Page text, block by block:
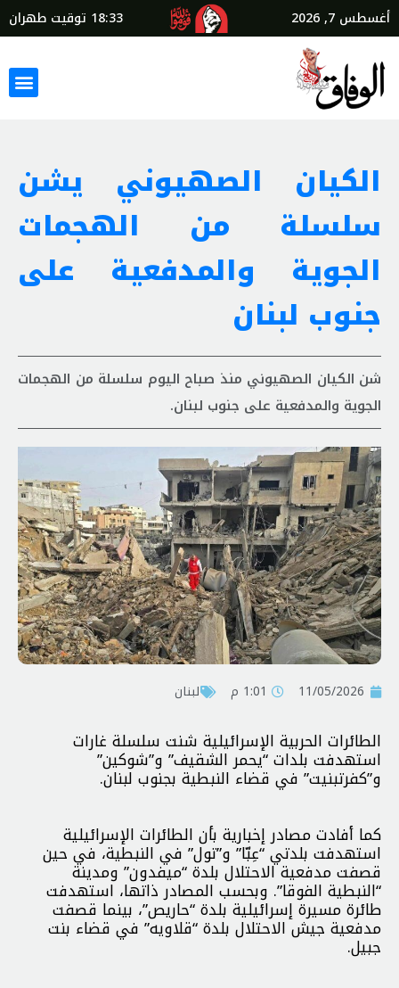
أغسطس 7, 2026 18:33 توقيت طهران
الكيان الصهيوني يشن
سلسلة من الهجمات
الجوية والمدفعية على
جنوب لبنان
شن الكيان الصهيوني منذ صباح اليوم سلسلة من الهجمات
الجوية والمدفعية على جنوب لبنان.
11/05/2026 1:01 م لبنان
الطائرات الحربية الإسرائيلية شنت سلسلة غارات
استهدفت بلدات “يحمر الشقيف” و”شوكين”
و”كفرتبنيت” في قضاء النبطية بجنوب لبنان.
كما أفادت مصادر إخبارية بأن الطائرات الإسرائيلية
استهدفت بلدتي “عِبّا” و”تول” في النبطية، في حين
قصفت مدفعية الاحتلال بلدة “ميفدون” ومدينة
“النبطية الفوقا”. وبحسب المصادر ذاتها، استهدفت
طائرة مسيرة إسرائيلية بلدة “حاريص”، بينما قصفت
مدفعية جيش الاحتلال بلدة “قلاويه” في قضاء بنت
جبيل.